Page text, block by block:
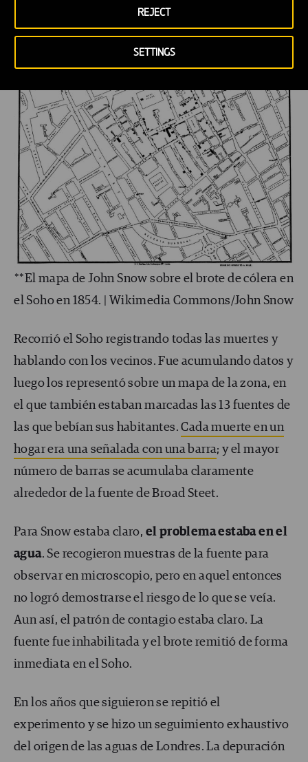
SETTINGS
REJECT
**El mapa de John Snow sobre el brote de cólera en
el Soho en 1854. | Wikimedia Commons/John Snow
Recorrió el Soho registrando todas las muertes y
hablando con los vecinos. Fue acumulando datos y
luego los representó sobre un mapa de la zona, en
el que también estaban marcadas las 13 fuentes de
las que bebían sus habitantes.Cada muerte en un
hogar era una señalada con una barra; y el mayor
número de barras se acumulaba claramente
alrededor de la fuente de Broad Steet.
Para Snow estaba claro, el problema estaba en el
agua. Se recogieron muestras de la fuente para
observar en microscopio, pero en aquel entonces
no logró demostrarse el riesgo de lo que se veía.
Aun así, el patrón de contagio estaba claro. La
fuente fue inhabilitada y el brote remitió de forma
inmediata en el Soho.
En los años que siguieron se repitió el
experimento y se hizo un seguimiento exhaustivo
del origen de las aguas de Londres. La depuración